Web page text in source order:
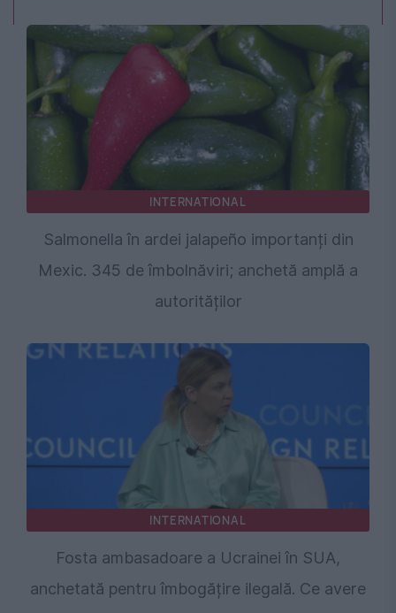
INTERNATIONAL
Salmonella în ardei jalapeño importanți din
Mexic. 345 de îmbolnăviri; anchetă amplă a
autorităților
INTERNATIONAL
Fosta ambasadoare a Ucrainei în SUA,
anchetată pentru îmbogățire ilegală. Ce avere